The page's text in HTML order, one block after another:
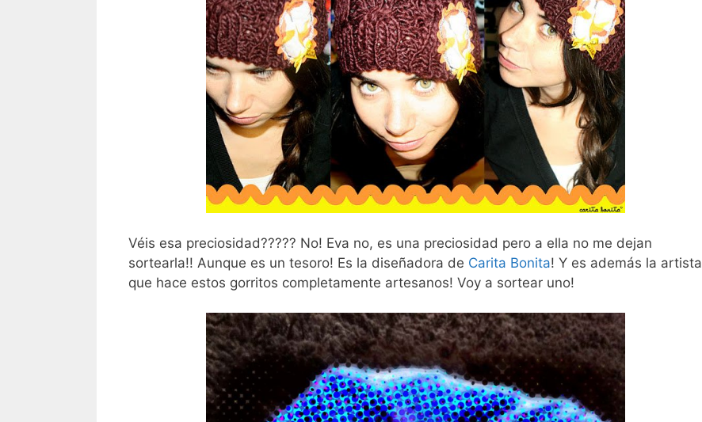
Véis esa preciosidad????? No! Eva no, es una preciosidad pero a ella no me dejan
sortearla!! Aunque es un tesoro! Es la diseñadora de Carita Bonita! Y es además la artista
que hace estos gorritos completamente artesanos! Voy a sortear uno!